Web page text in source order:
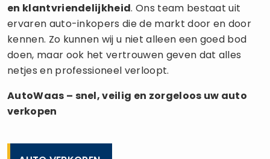
en klantvriendelijkheid. Ons team bestaat uit
ervaren auto-inkopers die de markt door en door
kennen. Zo kunnen wij u niet alleen een goed bod
doen, maar ook het vertrouwen geven dat alles
netjes en professioneel verloopt.
AutoWaas – snel, veilig en zorgeloos uw auto
verkopen